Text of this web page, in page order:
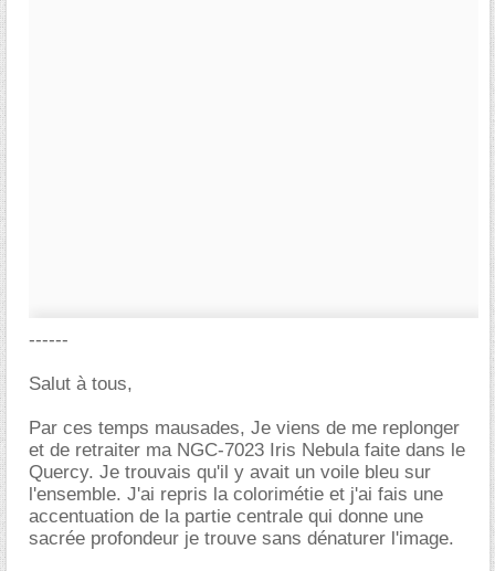
------
Salut à tous,
Par ces temps mausades, Je viens de me replonger
et de retraiter ma NGC-7023 Iris Nebula faite dans le
Quercy. Je trouvais qu'il y avait un voile bleu sur
l'ensemble. J'ai repris la colorimétie et j'ai fais une
accentuation de la partie centrale qui donne une
sacrée profondeur je trouve sans dénaturer l'image.